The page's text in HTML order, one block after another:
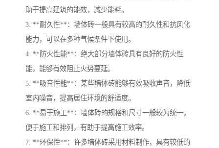
助于提高建筑的能效，减少能耗。
3. **耐久性**：墙体砖一般具有较高的耐久性和抗风化
能力，可以在多种气候条件下使用。
4. **防火性能**：绝大部分墙体砖具有良好的防火性
能，能够有效阻止火势蔓延。
5. **吸音性能**：某些墙体砖能够有效吸收声音，降低
室内噪音，提高居住环境的舒适度。
6. **易于施工**：墙体砖的规格和尺寸一般较为统一，
便于施工和排列，有助于提高施工效率。
7. **环保性**：许多墙体砖采用材料制作，具有较低的